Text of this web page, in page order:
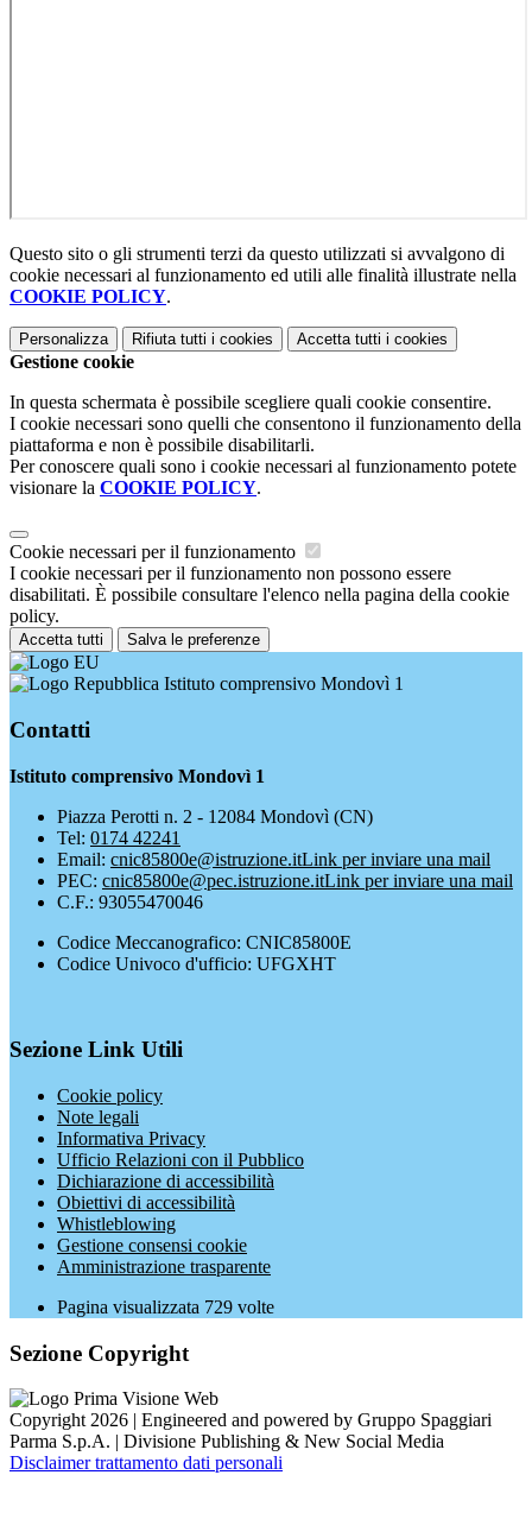
Questo sito o gli strumenti terzi da questo utilizzati si avvalgono di
cookie necessari al funzionamento ed utili alle finalità illustrate nella
COOKIE POLICY.
Personalizza Rifiuta tutti i cookies Accetta tutti i cookies
Gestione cookie
In questa schermata è possibile scegliere quali cookie consentire.
I cookie necessari sono quelli che consentono il funzionamento della
piattaforma e non è possibile disabilitarli.
Per conoscere quali sono i cookie necessari al funzionamento potete
visionare la COOKIE POLICY.
Cookie necessari per il funzionamento
I cookie necessari per il funzionamento non possono essere
disabilitati. È possibile consultare l'elenco nella pagina della cookie
policy.
Accetta tutti Salva le preferenze
Istituto comprensivo Mondovì 1
Contatti
Istituto comprensivo Mondovì 1
Piazza Perotti n. 2 - 12084 Mondovì (CN)
Tel: 0174 42241
Email: cnic85800e@istruzione.itLink per inviare una mail
PEC: cnic85800e@pec.istruzione.itLink per inviare una mail
C.F.: 93055470046
Codice Meccanografico: CNIC85800E
Codice Univoco d'ufficio: UFGXHT
Sezione Link Utili
Cookie policy
Note legali
Informativa Privacy
Ufficio Relazioni con il Pubblico
Dichiarazione di accessibilità
Obiettivi di accessibilità
Whistleblowing
Gestione consensi cookie
Amministrazione trasparente
Pagina visualizzata 729 volte
Sezione Copyright
Copyright 2026 | Engineered and powered by Gruppo Spaggiari
Parma S.p.A. | Divisione Publishing & New Social Media
Disclaimer trattamento dati personali